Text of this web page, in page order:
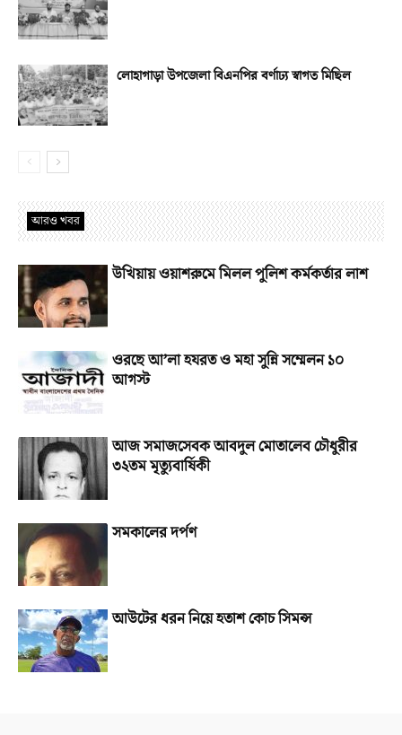
লোহাগাড়া উপজেলা বিএনপির বর্ণাঢ্য স্বাগত মিছিল
আরও খবর
উখিয়ায় ওয়াশরুমে মিলল পুলিশ কর্মকর্তার লাশ
ওরছে আ’লা হযরত ও মহা সুন্নি সম্মেলন ১০
আগস্ট
আজ সমাজসেবক আবদুল মোতালেব চৌধুরীর
৩২তম মৃত্যুবার্ষিকী
সমকালের দর্পণ
আউটের ধরন নিয়ে হতাশ কোচ সিমন্স